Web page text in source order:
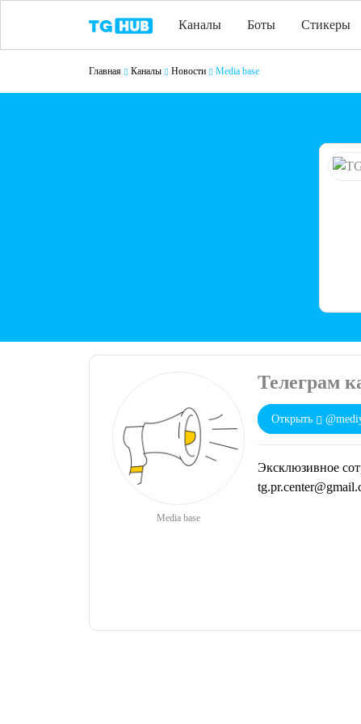
Каналы Боты Стикеры
Главная Каналы Новости Media base
Media base
Телеграм
Открыть
Эксклюзивное